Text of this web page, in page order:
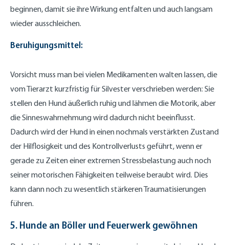
beginnen, damit sie ihre Wirkung entfalten und auch langsam
wieder ausschleichen.
Beruhigungsmittel:
Vorsicht muss man bei vielen Medikamenten walten lassen, die
vom Tierarzt kurzfristig für Silvester verschrieben werden: Sie
stellen den Hund äußerlich ruhig und lähmen die Motorik, aber
die Sinneswahrnehmung wird dadurch nicht beeinflusst.
Dadurch wird der Hund in einen nochmals verstärkten Zustand
der Hilflosigkeit und des Kontrollverlusts geführt, wenn er
gerade zu Zeiten einer extremen Stressbelastung auch noch
seiner motorischen Fähigkeiten teilweise beraubt wird. Dies
kann dann noch zu wesentlich stärkeren Traumatisierungen
führen.
5. Hunde an Böller und Feuerwerk gewöhnen